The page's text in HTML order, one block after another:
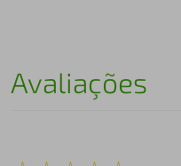
Avaliações